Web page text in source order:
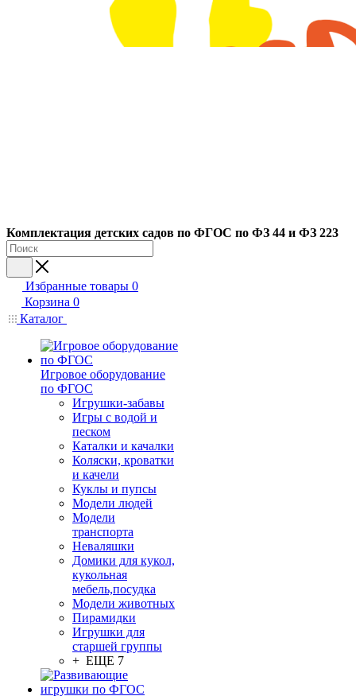
Комплектация детских садов по ФГОC по ФЗ 44 и ФЗ 223
Избранные товары 0
Корзина 0
Каталог
Игровое оборудование
по ФГОС
Игрушки-забавы
Игры с водой и
песком
Каталки и качалки
Коляски, кроватки
и качели
Куклы и пупсы
Модели людей
Модели
транспорта
Неваляшки
Домики для кукол,
кукольная
мебель,посудка
Модели животных
Пирамидки
Игрушки для
старшей группы
+ ЕЩЕ 7